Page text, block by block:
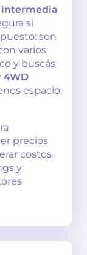
si
son
varios
y buscás
4WD
espacio,
precios
costos
y